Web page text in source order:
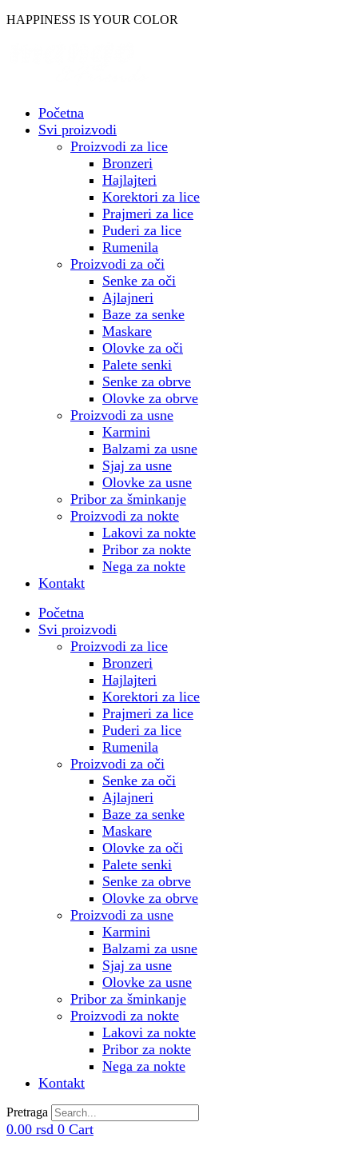
Skočite
HAPPINESS IS YOUR COLOR
Početna
Svi proizvodi
Proizvodi za lice
Bronzeri
Hajlajteri
Korektori za lice
Prajmeri za lice
Puderi za lice
Rumenila
Proizvodi za oči
Senke za oči
Ajlajneri
Baze za senke
Maskare
Olovke za oči
Palete senki
Senke za obrve
Olovke za obrve
Proizvodi za usne
Karmini
Balzami za usne
Sjaj za usne
Olovke za usne
Pribor za šminkanje
Proizvodi za nokte
Lakovi za nokte
Pribor za nokte
Nega za nokte
Kontakt
Početna
Svi proizvodi
Proizvodi za lice
Bronzeri
Hajlajteri
Korektori za lice
Prajmeri za lice
Puderi za lice
Rumenila
Proizvodi za oči
Senke za oči
Ajlajneri
Baze za senke
Maskare
Olovke za oči
Palete senki
Senke za obrve
Olovke za obrve
Proizvodi za usne
Karmini
Balzami za usne
Sjaj za usne
Olovke za usne
Pribor za šminkanje
Proizvodi za nokte
Lakovi za nokte
Pribor za nokte
Nega za nokte
Kontakt
Pretraga
0.00 rsd 0 Cart